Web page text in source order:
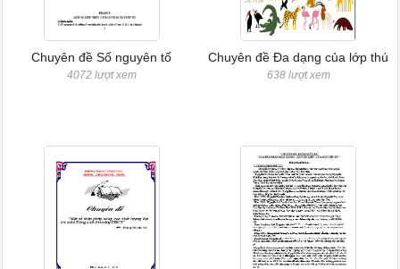
Chuyên đề Số nguyên tố
4072 lượt xem
Chuyên đề Đa dạng của lớp thú
638 lượt xem